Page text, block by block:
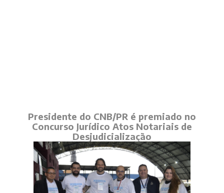
Presidente do CNB/PR é premiado no
Concurso Jurídico Atos Notariais de
Desjudicialização